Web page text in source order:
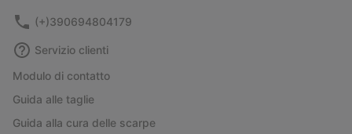
(+)390694804179
Servizio clienti
Modulo di contatto
Guida alle taglie
Guida alla cura delle scarpe